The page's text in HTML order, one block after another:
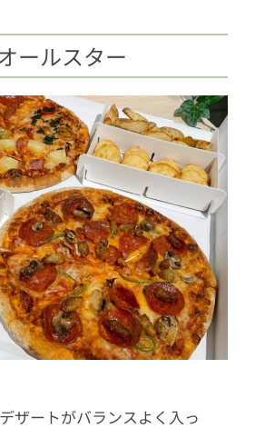
ールスター
ザートがバランスよく入っ